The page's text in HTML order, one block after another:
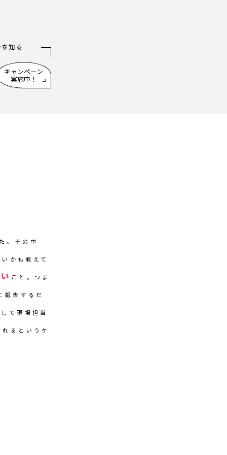
知る
キャンペーン
実施中！
。その中
かも教えて
こと。つま
報告するだ
て現場担当
るというケ